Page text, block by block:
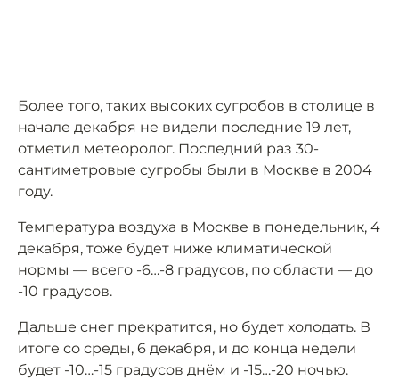
Более того, таких высоких сугробов в столице в
начале декабря не видели последние 19 лет,
отметил метеоролог. Последний раз 30-
сантиметровые сугробы были в Москве в 2004
году.
Температура воздуха в Москве в понедельник, 4
декабря, тоже будет ниже климатической
нормы — всего -6…-8 градусов, по области — до
-10 градусов.
Дальше снег прекратится, но будет холодать. В
итоге со среды, 6 декабря, и до конца недели
будет -10…-15 градусов днём и -15…-20 ночью.